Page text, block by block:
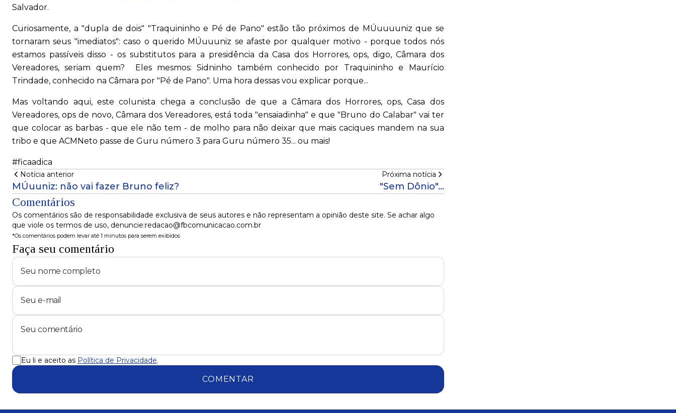
Salvador.
Curiosamente, a "dupla de dois" "Traquininho e Pé de Pano" estão tão próximos de MÚuuuuniz que se
tornaram seus "imediatos": caso o querido MÚuuuniz se afaste por qualquer motivo - porque todos nós
estamos passíveis disso - os substitutos para a presidência da Casa dos Horrores, ops, digo, Câmara dos
Vereadores, seriam quem? Eles mesmos: Sidninho também conhecido por Traquininho e Maurício
Trindade, conhecido na Câmara por "Pé de Pano". Uma hora dessas vou explicar porque...
Mas voltando aqui, este colunista chega a conclusão de que a Câmara dos Horrores, ops, Casa dos
Vereadores, ops de novo, Câmara dos Vereadores, está toda "ensaiadinha" e que "Bruno do Calabar" vai ter
que colocar as barbas - que ele não tem - de molho para não deixar que mais caciques mandem na sua
tribo e que ACMNeto passe de Guru número 3 para Guru número 35... ou mais!
#ficaadica
Notícia anterior
MÚuuniz: não vai fazer Bruno feliz?
Próxima notícia
"Sem Dônio"...
Comentários
Os comentários são de responsabilidade exclusiva de seus autores e não representam a opinião deste site. Se achar algo
que viole os termos de uso, denuncie:redacao@fbcomunicacao.com.br
*Os comentários podem levar até 1 minutos para serem exibidos
Faça seu comentário
Eu li e aceito as Política de Privacidade.
COMENTAR